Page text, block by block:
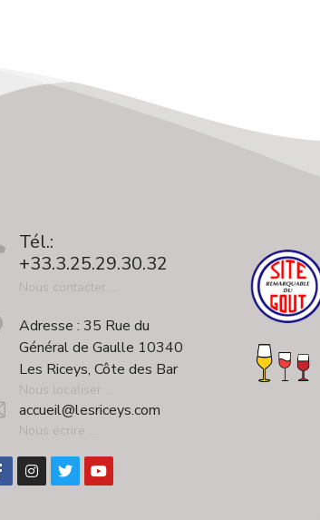
Tél.:
+33.3.25.29.30.32
Nous contacter ...
Adresse : 35 Rue du
Général de Gaulle 10340
Les Riceys, Côte des Bar
Nous localiser ...
accueil@lesriceys.com
Nous écrire ...